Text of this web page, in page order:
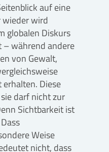
auf eine
wieder wird
globalen Diskurs
– während andere
von Gewalt,
Diese
darf nicht zur
Sichtbarkeit ist
Weise
nicht, dass